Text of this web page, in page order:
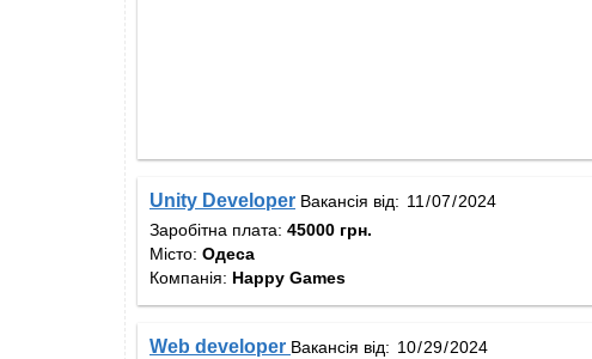
Unity Developer Вакансія від:
Заробітна плата: 45000 грн.
Місто: Одеса
Компанія: Happy Games
Web developer Вакансія від: